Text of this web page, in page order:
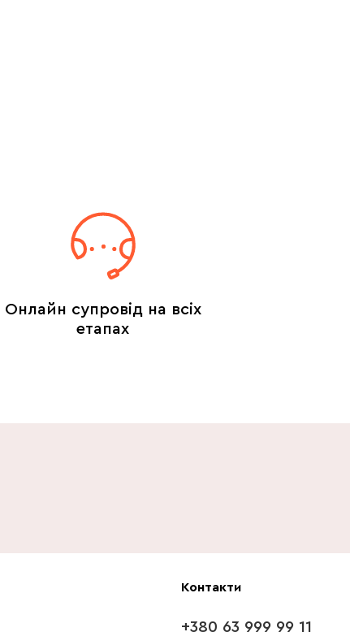
Онлайн супровід на всіх
етапах
Контакти
+380 63 999 99 11